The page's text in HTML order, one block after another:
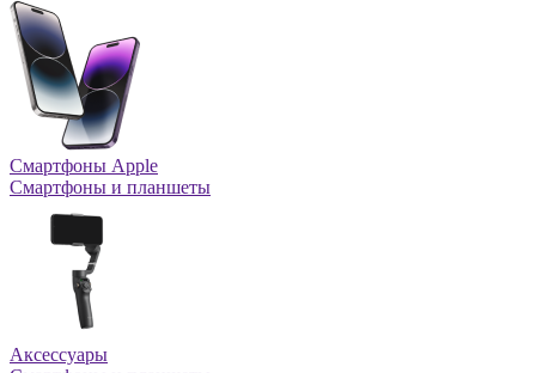
Смартфоны Apple
Смартфоны и планшеты
Аксессуары